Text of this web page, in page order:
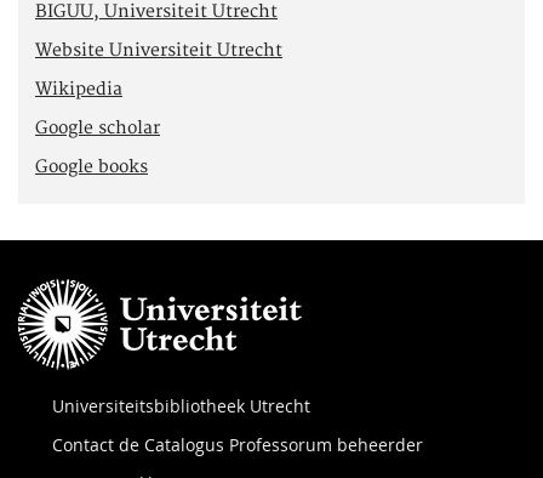
BIGUU, Universiteit Utrecht
Website Universiteit Utrecht
Wikipedia
Google scholar
Google books
Universiteitsbibliotheek Utrecht
Contact de Catalogus Professorum beheerder